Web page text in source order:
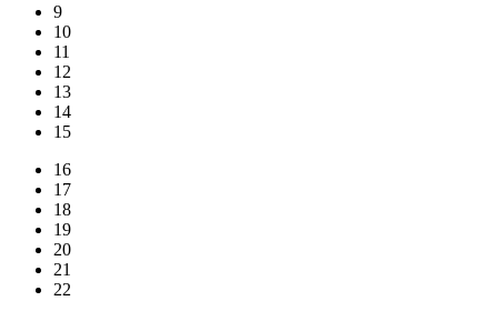
9
10
11
12
13
14
15
16
17
18
19
20
21
22